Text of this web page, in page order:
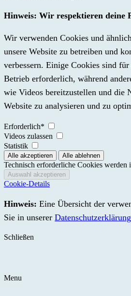
Hinweis: Wir respektieren deine
Wir verwenden Cookies und
unsere Website zu betreiben und
verbessern. Einige Cookies sind
Betrieb erforderlich, während
wie Videos bereitzustellen und die
Website zu analysieren und zu
Erforderlich*
Videos zulassen
Statistik
Technisch erforderliche Cookies werden
Cookie-Details
Hinweis: Eine Übersicht der
Sie in unserer Datenschutzerklärung
Schließen
Menu